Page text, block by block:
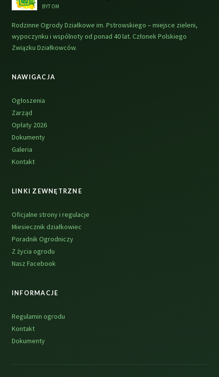
BYTOM
Rodzinne Ogrody Działkowe im. Pstrowskiego – miejsce zieleni,
wypoczynku i wspólnoty od ponad 40 lat. Członek Polskiego
Związku Działkowców.
NAWIGACJA
Ogłoszenia
Zarząd
Opłaty 2026
Dokumenty
Galeria
Kontakt
LINKI ZEWNĘTRZNE
Oficjalne strony i regulacje
Miesiecznik działkowiec
Poradnik Ogrodniczy
Z życia ogrodu
Nasz Facebook
INFORMACJE
Regulamin ogrodu
Kontakt
Dokumenty